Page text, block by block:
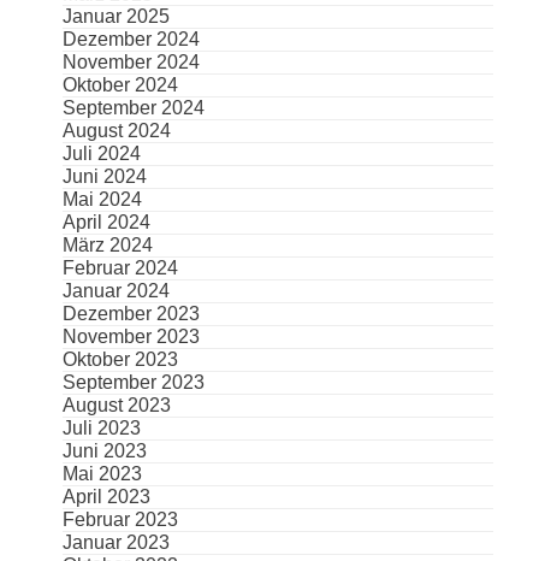
Januar 2025
Dezember 2024
November 2024
Oktober 2024
September 2024
August 2024
Juli 2024
Juni 2024
Mai 2024
April 2024
März 2024
Februar 2024
Januar 2024
Dezember 2023
November 2023
Oktober 2023
September 2023
August 2023
Juli 2023
Juni 2023
Mai 2023
April 2023
Februar 2023
Januar 2023